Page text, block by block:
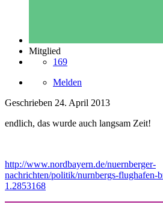
Mitglied
169
Melden
Geschrieben 24. April 2013
endlich, das wurde auch langsam Zeit!
http://www.nordbayern.de/nuernberger-
nachrichten/politik/nurnbergs-flughafen-
1.2853168